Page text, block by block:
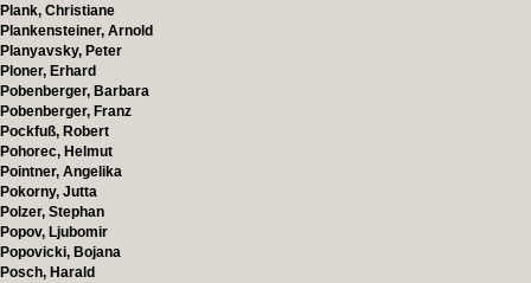
Plank, Christiane
Plankensteiner, Arnold
Planyavsky, Peter
Ploner, Erhard
Pobenberger, Barbara
Pobenberger, Franz
Pockfuß, Robert
Pohorec, Helmut
Pointner, Angelika
Pokorny, Jutta
Polzer, Stephan
Popov, Ljubomir
Popovicki, Bojana
Posch, Harald